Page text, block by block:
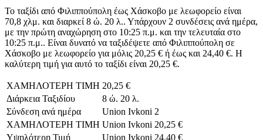
Το ταξίδι από Φιλιππούπολη έως Χάσκοβο με λεωφορείο είναι
70,8 χλμ. και διαρκεί 8 ώ. 20 λ.. Υπάρχουν 2 συνδέσεις ανά ημέρα,
με την πρώτη αναχώρηση στο 10:25 π.μ. και την τελευταία στο
10:25 π.μ.. Είναι δυνατό να ταξιδέψετε από Φιλιππούπολη σε
Χάσκοβο με λεωφορείο για μόλις 20,25 € ή έως και 24,40 €. Η
καλύτερη τιμή για αυτό το ταξίδι είναι 20,25 €.
ΧΑΜΗΛΟΤΕΡΗ ΤΙΜΗ 20,25 €
Διάρκεια Ταξιδίου
8 ώ. 20 λ.
Σύνδεση ανά ημέρα
Union Ivkoni 2
ΧΑΜΗΛΟΤΕΡΗ ΤΙΜΗ Union Ivkoni 20,25 €
Υψηλότερη Τιμή
Union Ivkoni 24,40 €